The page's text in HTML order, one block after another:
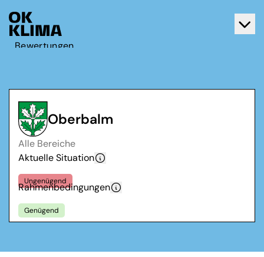
Bewertungen
Kontakt
Deutsch
Français
Oberbalm
Alle Bereiche
Aktuelle Situation
Ungenügend
Rahmenbedingungen
Genügend